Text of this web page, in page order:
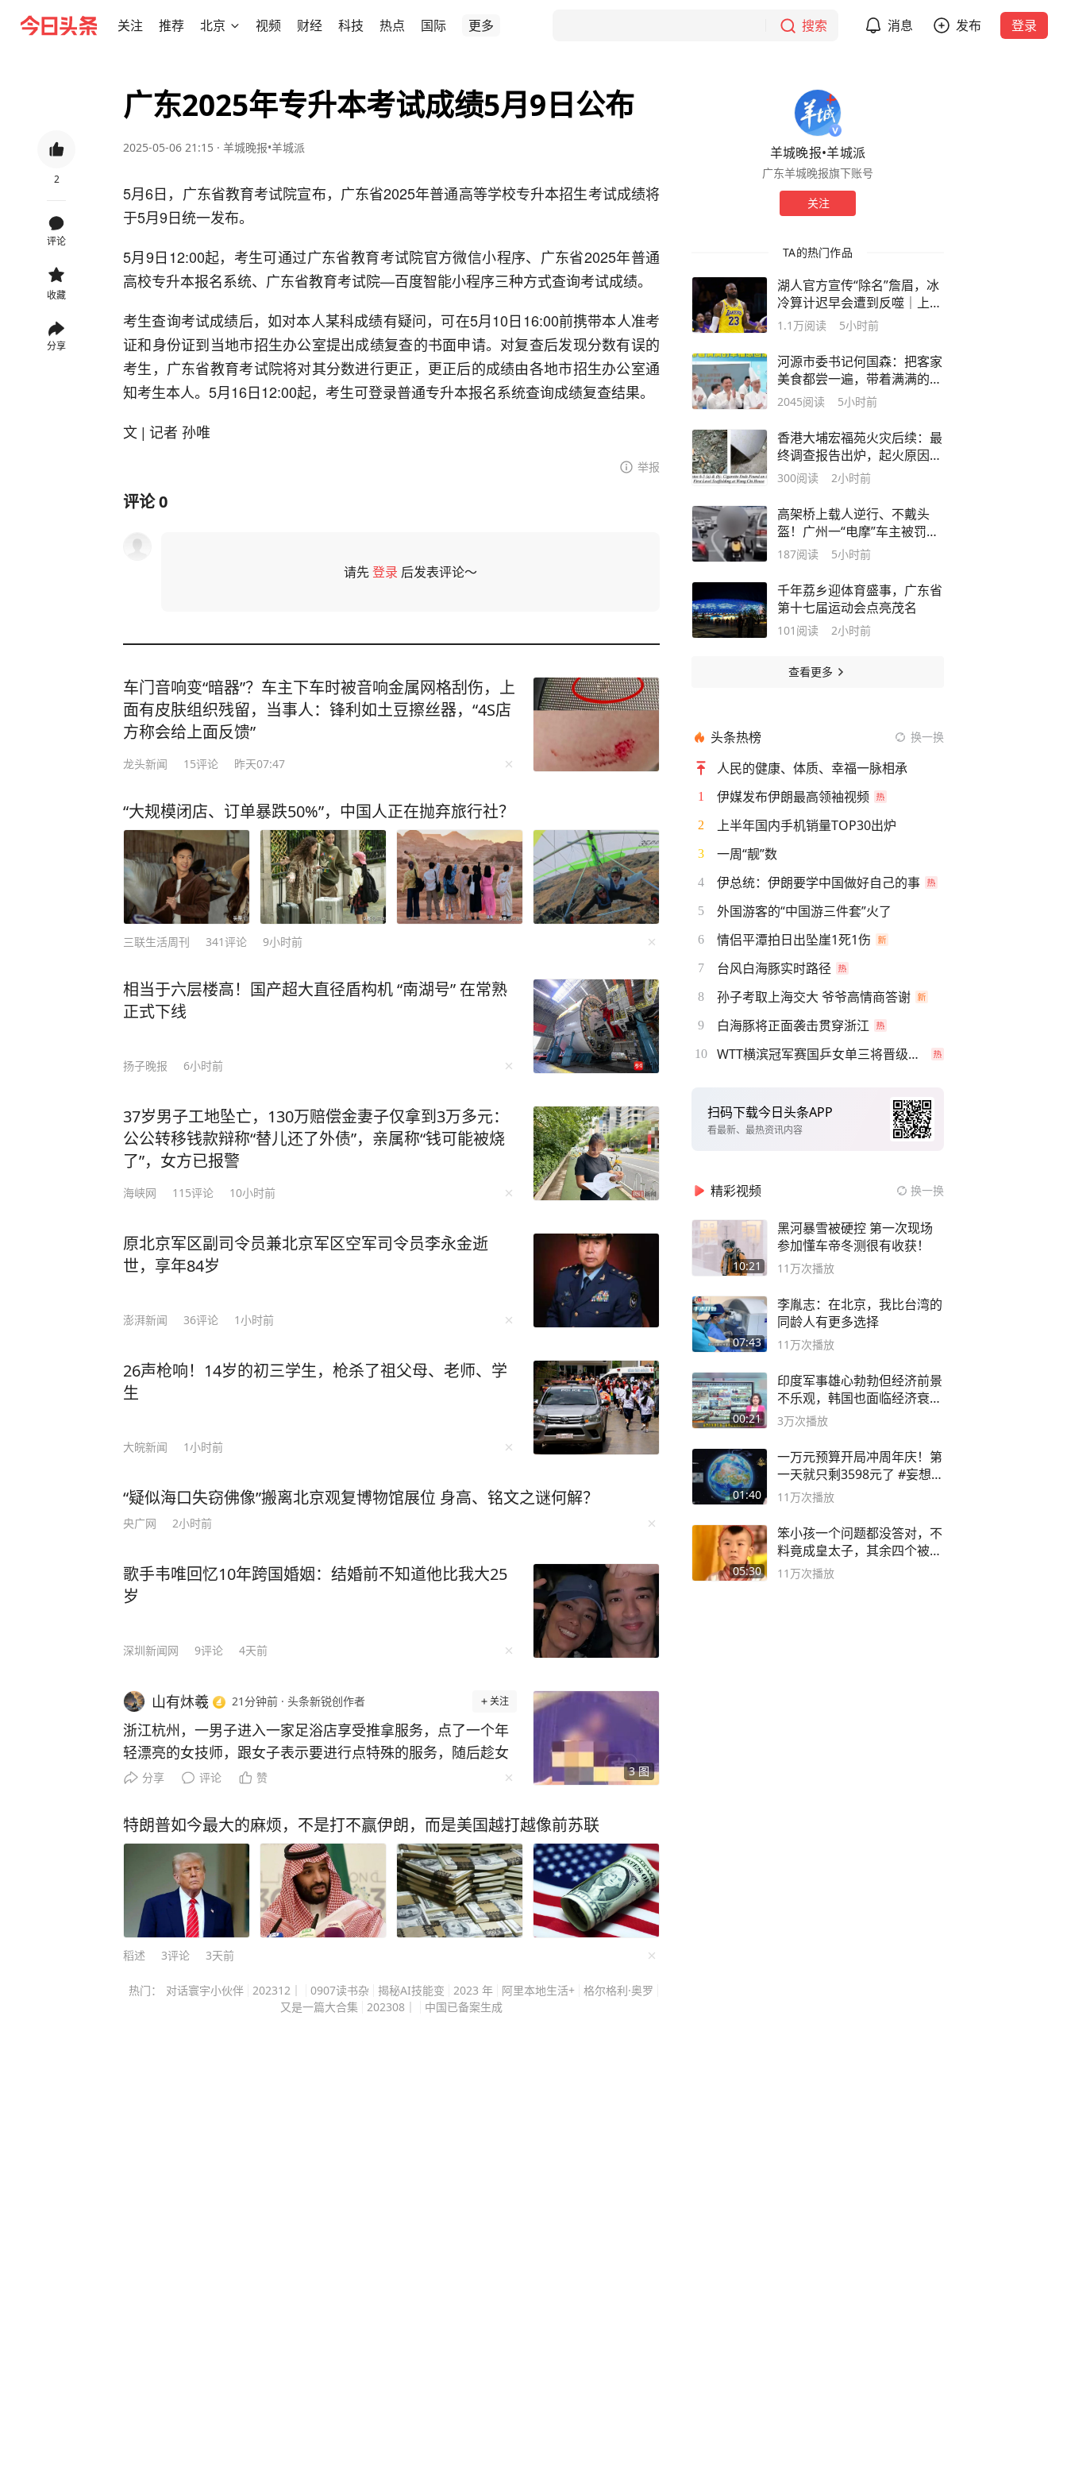
关注 推荐 北京 视频 财经 科技 热点 国际 更多 搜索 消息 发布 登录
2
评论
收藏
分享
广东2025年专升本考试成绩5月9日公布
2025-05-06 21:15 · 羊城晚报•羊城派
5月6日，广东省教育考试院宣布，广东省2025年普通高等学校专升本招生考试成绩将
于5月9日统一发布。
5月9日12:00起，考生可通过广东省教育考试院官方微信小程序、广东省2025年普通
高校专升本报名系统、广东省教育考试院—百度智能小程序三种方式查询考试成绩。
考生查询考试成绩后，如对本人某科成绩有疑问，可在5月10日16:00前携带本人准考
证和身份证到当地市招生办公室提出成绩复查的书面申请。对复查后发现分数有误的
考生，广东省教育考试院将对其分数进行更正，更正后的成绩由各地市招生办公室通
知考生本人。5月16日12:00起，考生可登录普通专升本报名系统查询成绩复查结果。
文 | 记者 孙唯
举报
评论0
请先登录 后发表评论～
车门音响变“暗器”？车主下车时被音响金属网格刮伤，上
面有皮肤组织残留，当事人：锋利如土豆擦丝器，“4S店
方称会给上面反馈”
龙头新闻 15评论 昨天07:47
“大规模闭店、订单暴跌50%”，中国人正在抛弃旅行社？
三联生活周刊 341评论 9小时前
相当于六层楼高！国产超大直径盾构机 “南湖号” 在常熟
正式下线
扬子晚报 6小时前
37岁男子工地坠亡，130万赔偿金妻子仅拿到3万多元：
公公转移钱款辩称“替儿还了外债”，亲属称“钱可能被烧
了”，女方已报警
海峡网 115评论 10小时前
原北京军区副司令员兼北京军区空军司令员李永金逝
世，享年84岁
澎湃新闻 36评论 1小时前
26声枪响！14岁的初三学生，枪杀了祖父母、老师、学
生
大皖新闻 1小时前
“疑似海口失窃佛像”搬离北京观复博物馆展位 身高、铭文之谜何解？
央广网 2小时前
歌手韦唯回忆10年跨国婚姻：结婚前不知道他比我大25
岁
深圳新闻网 9评论 4天前
3 图
山有炑羲 21分钟前 · 头条新锐创作者 关注
浙江杭州，一男子进入一家足浴店享受推拿服务，点了一个年
轻漂亮的女技师，跟女子表示要进行点特殊的服务，随后趁女
子不注意，安了个手机录制视频。当女技师给他服务的时候，
责女子：你在做什么？女子很委屈，反问道：不是你让我做这
个服务的吗，你为什么要坑我？男子则拿出手机表示：你别狡
赖哦，我都有视频作证的。 随后男子拿着违规的视频，找店家
要求退款，店家无奈，也只能退款了。 浙江杭州一家足浴店
里，最近发生了一件让人看完直摇头的事，一名男子进店做推
拿，却在包厢里悄悄架起手机，把镜头对准按摩床。 随后发生
的事情，让店家和女技师都措手不及。 据潮新闻8月7日报道，
子此前主动提出要做超出正常推拿范围的特殊服务，自己是在
双方沟通之后才按照他的要求操作，可她没想到，男子同时还
分享 评论 赞
特朗普如今最大的麻烦，不是打不赢伊朗，而是美国越打越像前苏联
稻述 3评论 3天前
热门： 对话寰宇小伙伴 202312｜ 0907读书杂 揭秘AI技能变 2023 年 阿里本地生活+ 格尔格利·奥罗
又是一篇大合集
202308｜ 中国已备案生成
羊城晚报•羊城派
广东羊城晚报旗下账号
关注
TA的热门作品
湖人官方宣传“除名”詹眉，冰
冷算计迟早会遭到反噬｜上场
评
1.1万阅读 5小时前
河源市委书记何国森：把客家
美食都尝一遍，带着满满的幸
福感回家
2045阅读 5小时前
香港大埔宏福苑火灾后续：最
终调查报告出炉，起火原因或
为未熄烟头
300阅读 2小时前
高架桥上载人逆行、不戴头
盔！广州一“电摩”车主被罚款
行拘
187阅读 5小时前
千年荔乡迎体育盛事，广东省
第十七届运动会点亮茂名
101 阅读 2小时前
查看更多
头条热榜 换一换
人民的健康、体质、幸福一脉相承
1 伊媒发布伊朗最高领袖视频
2 上半年国内手机销量TOP30出炉
3 一周“靓”数
4 伊总统：伊朗要学中国做好自己的事
5 外国游客的“中国游三件套”火了
6 情侣平潭拍日出坠崖1死1伤
7 台风白海豚实时路径
8 孙子考取上海交大 爷爷高情商答谢
9 白海豚将正面袭击贯穿浙江
10 WTT横滨冠军赛国乒女单三将晋级四强
扫码下载今日头条APP
看最新、最热资讯内容
精彩视频 换一换
10:21
黑河暴雪被硬控 第一次现场
参加懂车帝冬测很有收获！
11万次播放
07:43
李胤志：在北京，我比台湾的
同龄人有更多选择
11万次播放
00:21
印度军事雄心勃勃但经济前景
不乐观，韩国也面临经济衰退
风险
3万次播放
01:40
一万元预算开局冲周年庆！第
一天就只剩3598元了 #妄想山
海
11万次播放
05:30
笨小孩一个问题都没答对，不
料竟成皇太子，其余四个被处
死
11万次播放